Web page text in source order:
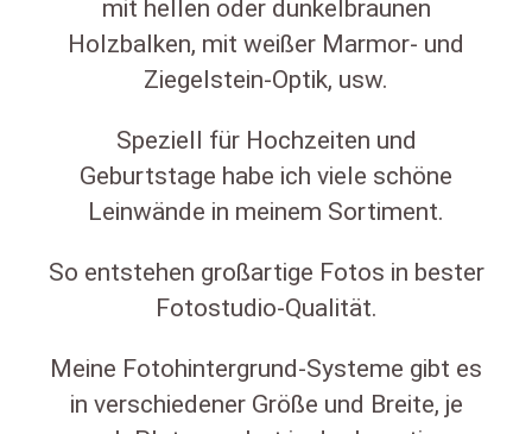
mit hellen oder dunkelbraunen
Holzbalken, mit weißer Marmor- und
Ziegelstein-Optik, usw.
Speziell für Hochzeiten und
Geburtstage habe ich viele schöne
Leinwände in meinem Sortiment.
So entstehen großartige Fotos in bester
Fotostudio-Qualität.
Meine Fotohintergrund-Systeme gibt es
in verschiedener Größe und Breite, je